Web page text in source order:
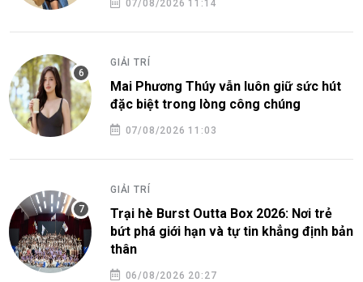
07/08/2026 11:14
GIẢI TRÍ
Mai Phương Thúy vẫn luôn giữ sức hút
đặc biệt trong lòng công chúng
07/08/2026 11:03
GIẢI TRÍ
Trại hè Burst Outta Box 2026: Nơi trẻ
bứt phá giới hạn và tự tin khẳng định bản
thân
06/08/2026 20:27